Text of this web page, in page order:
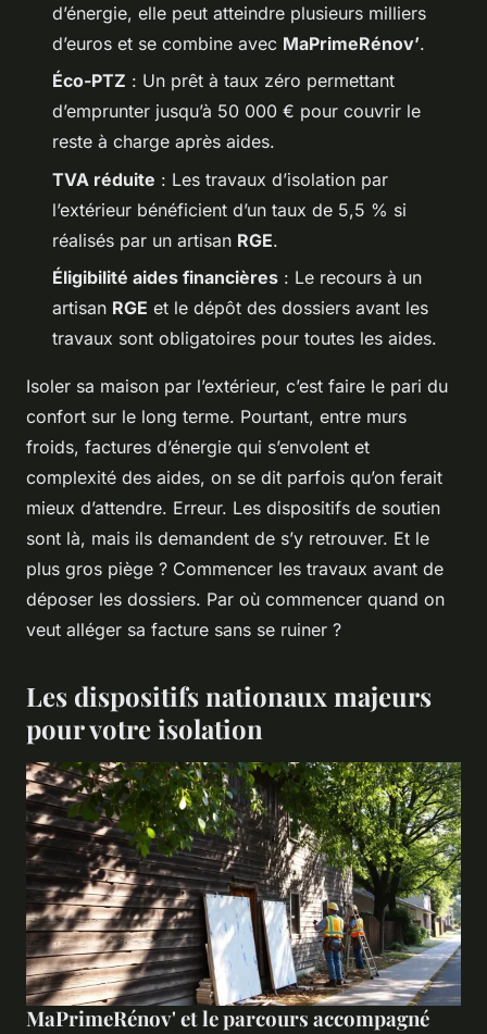
d’énergie, elle peut atteindre plusieurs milliers
d’euros et se combine avec MaPrimeRénov’.
Éco-PTZ : Un prêt à taux zéro permettant
d’emprunter jusqu’à 50 000 € pour couvrir le
reste à charge après aides.
TVA réduite : Les travaux d’isolation par
l’extérieur bénéficient d’un taux de 5,5 % si
réalisés par un artisan RGE.
Éligibilité aides financières : Le recours à un
artisan RGE et le dépôt des dossiers avant les
travaux sont obligatoires pour toutes les aides.
Isoler sa maison par l’extérieur, c’est faire le pari du
confort sur le long terme. Pourtant, entre murs
froids, factures d’énergie qui s’envolent et
complexité des aides, on se dit parfois qu’on ferait
mieux d’attendre. Erreur. Les dispositifs de soutien
sont là, mais ils demandent de s’y retrouver. Et le
plus gros piège ? Commencer les travaux avant de
déposer les dossiers. Par où commencer quand on
veut alléger sa facture sans se ruiner ?
Les dispositifs nationaux majeurs
pour votre isolation
MaPrimeRénov' et le parcours accompagné